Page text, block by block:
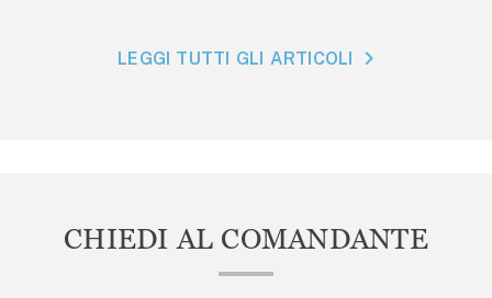
LEGGI TUTTI GLI ARTICOLI
CHIEDI AL COMANDANTE